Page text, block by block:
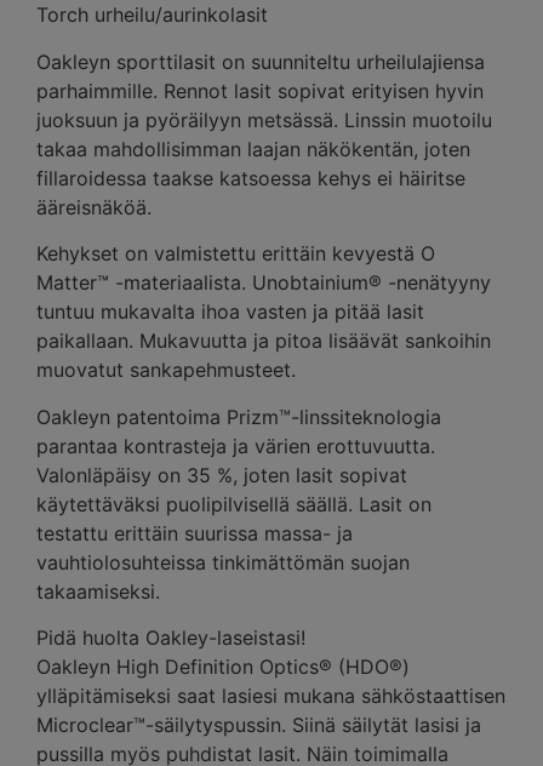
Torch urheilu/aurinkolasit
Oakleyn sporttilasit on suunniteltu urheilulajiensa
parhaimmille. Rennot lasit sopivat erityisen hyvin
juoksuun ja pyöräilyyn metsässä. Linssin muotoilu
takaa mahdollisimman laajan näkökentän, joten
fillaroidessa taakse katsoessa kehys ei häiritse
ääreisnäköä.
Kehykset on valmistettu erittäin kevyestä O
Matter™ -materiaalista. Unobtainium® -nenätyyny
tuntuu mukavalta ihoa vasten ja pitää lasit
paikallaan. Mukavuutta ja pitoa lisäävät sankoihin
muovatut sankapehmusteet.
Oakleyn patentoima Prizm™-linssiteknologia
parantaa kontrasteja ja värien erottuvuutta.
Valonläpäisy on 35 %, joten lasit sopivat
käytettäväksi puolipilvisellä säällä. Lasit on
testattu erittäin suurissa massa- ja
vauhtiolosuhteissa tinkimättömän suojan
takaamiseksi.
Pidä huolta Oakley-laseistasi!
Oakleyn High Definition Optics® (HDO®)
ylläpitämiseksi saat lasiesi mukana sähköstaattisen
Microclear™-säilytyspussin. Siinä säilytät lasisi ja
pussilla myös puhdistat lasit. Näin toimimalla